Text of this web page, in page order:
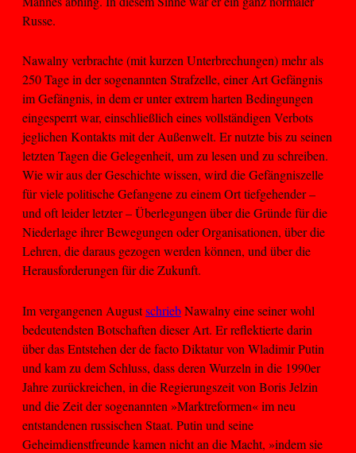
Russe.
Nawalny verbrachte (mit kurzen Unterbrechungen) mehr als
250 Tage in der sogenannten Strafzelle, einer Art Gefängnis
im Gefängnis, in dem er unter extrem harten Bedingungen
eingesperrt war, einschließlich eines vollständigen Verbots
jeglichen Kontakts mit der Außenwelt. Er nutzte bis zu seinen
letzten Tagen die Gelegenheit, um zu lesen und zu schreiben.
Wie wir aus der Geschichte wissen, wird die Gefängniszelle
für viele politische Gefangene zu einem Ort tiefgehender –
und oft leider letzter – Überlegungen über die Gründe für die
Niederlage ihrer Bewegungen oder Organisationen, über die
Lehren, die daraus gezogen werden können, und über die
Herausforderungen für die Zukunft.
Im vergangenen AugustschriebNawalny eine seiner wohl
bedeutendsten Botschaften dieser Art. Er reflektierte darin
über das Entstehen der de facto Diktatur von Wladimir Putin
und kam zu dem Schluss, dass deren Wurzeln in die 1990er
Jahre zurückreichen, in die Regierungszeit von Boris Jelzin
und die Zeit der sogenannten »Marktreformen« im neu
entstandenen russischen Staat. Putin und seine
Geheimdienstfreunde kamen nicht an die Macht, »indem sie